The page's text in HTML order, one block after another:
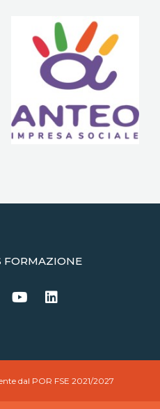
FORMAZIONE
dal POR FSE 2021/2027